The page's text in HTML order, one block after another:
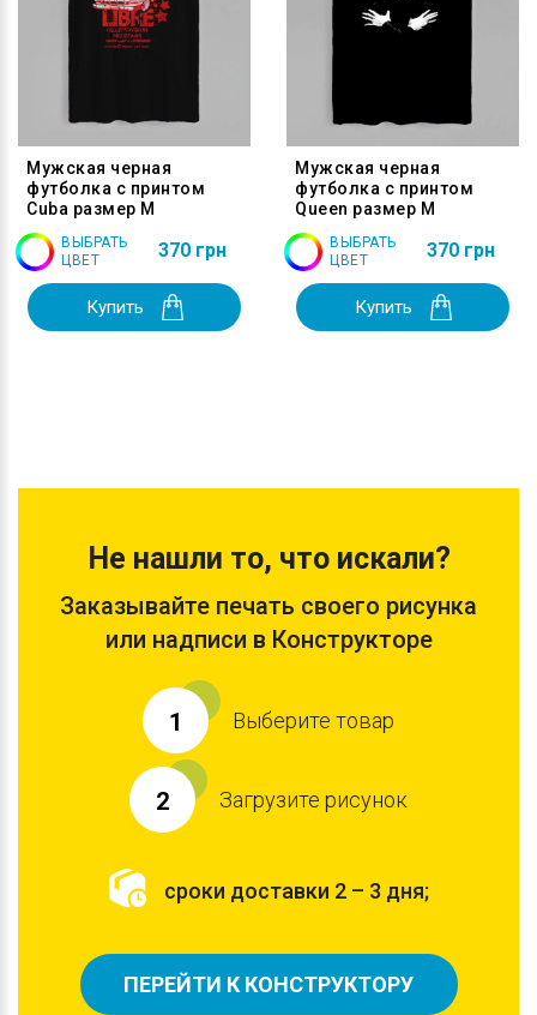
Мужская черная
футболка с принтом
Cuba размер M
ВЫБРАТЬ
ЦВЕТ
370 грн
Купить
Мужская черная
футболка с принтом
Queen размер M
ВЫБРАТЬ
ЦВЕТ
370 грн
Купить
Не нашли то, что искали?
Заказывайте печать своего рисунка
или надписи в Конструкторе
1 Выберите товар
2 Загрузите рисунок
сроки доставки 2 – 3 дня;
ПЕРЕЙТИ К КОНСТРУКТОРУ